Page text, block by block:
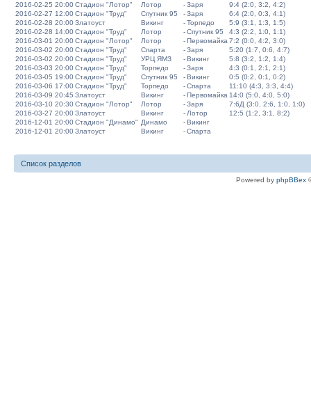
2016-02-25 20:00Стадион "Лотор" Лотор -Заря
9:4 (2:0, 3:2, 4:2)
2016-02-27 12:00Стадион "Труд" Спутник 95 -Заря
6:4 (2:0, 0:3, 4:1)
2016-02-28 20:00Златоуст Викинг -Торпедо
5:9 (3:1, 1:3, 1:5)
2016-02-28 14:00Стадион "Труд" Лотор -Спутник 95
4:3 (2:2, 1:0, 1:1)
2016-03-01 20:00Стадион "Лотор" Лотор -Первомайка 7:2 (0:0, 4:2, 3:0)
2016-03-02 20:00Стадион "Труд" Спарта -Заря
5:20 (1:7, 0:6, 4:7)
2016-03-02 20:00Стадион "Труд" УРЦ ЯМЗ -Викинг
5:8 (3:2, 1:2, 1:4)
2016-03-03 20:00Стадион "Труд" Торпедо -Заря
4:3 (0:1, 2:1, 2:1)
2016-03-05 19:00Стадион "Труд" Спутник 95 -Викинг
0:5 (0:2, 0:1, 0:2)
2016-03-06 17:00Стадион "Труд" Торпедо -Спарта
11:10 (4:3, 3:3, 4:4)
2016-03-09 20:45 Златоуст Викинг -Первомайка 14:0 (5:0, 4:0, 5:0)
2016-03-10 20:30Стадион "Лотор" Лотор -Заря
7:6Д (3:0, 2:6, 1:0, 1:0)
2016-03-27 20:00Златоуст Викинг - Лотор
12:5 (1:2, 3:1, 8:2)
2016-12-01 20:00Стадион "Динамо" Динамо -Викинг
2016-12-01 20:00Златоуст Викинг -Спарта
Список разделов
Powered by phpBBex